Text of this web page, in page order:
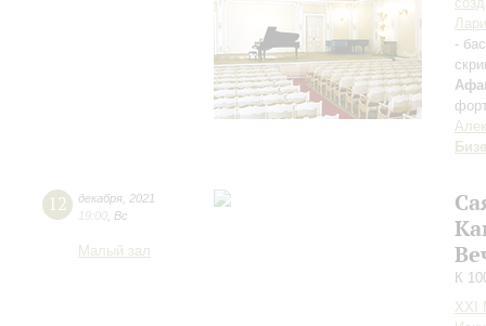
-
Бизе
12 декабря 2021
19:00 Вс
Малый зал
К
XXI